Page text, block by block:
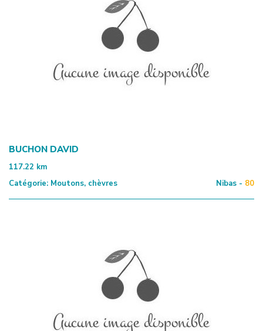
BUCHON DAVID
117.22 km
Catégorie: Moutons, chèvres Nibas - 80